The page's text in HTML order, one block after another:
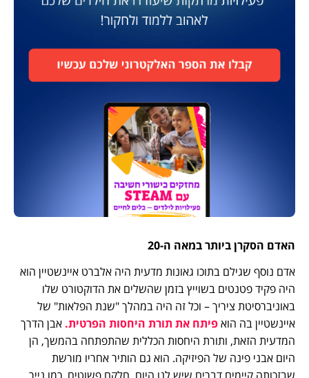
האדם הסקרן ביותר במאה ה-20
אדם נוסף שגילם בתוכו גאונות מדעית היה אלברט איינשטיין הוא
היה פקיד פטנטים בשוייץ בזמן שהשלים את הדוקטורט שלו
באוניברסיטת ציריך – וכל זה היה במהלך "שנת הפלאות" של
איינשטיין בה הואפיתח את תורת היחסות הפרטית. אבן הדרך
המדעית הזאת, ותורת היחסות הכללית שהתפתחה בהמשך, הן
היום אבני פינה של הפיזיקה. הוא גם הותיר אחריו מורשת